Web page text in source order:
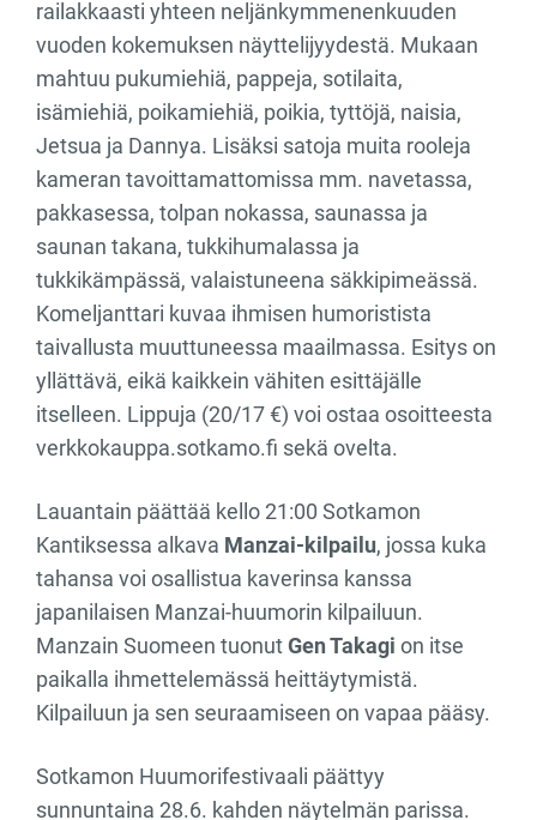
railakkaasti yhteen neljänkymmenenkuuden
vuoden kokemuksen näyttelijyydestä. Mukaan
mahtuu pukumiehiä, pappeja, sotilaita,
isämiehiä, poikamiehiä, poikia, tyttöjä, naisia,
Jetsua ja Dannya. Lisäksi satoja muita rooleja
kameran tavoittamattomissa mm. navetassa,
pakkasessa, tolpan nokassa, saunassa ja
saunan takana, tukkihumalassa ja
tukkikämpässä, valaistuneena säkkipimeässä.
Komeljanttari kuvaa ihmisen humoristista
taivallusta muuttuneessa maailmassa. Esitys on
yllättävä, eikä kaikkein vähiten esittäjälle
itselleen. Lippuja (20/17 €) voi ostaa osoitteesta
verkkokauppa.sotkamo.fi sekä ovelta.
Lauantain päättää kello 21:00 Sotkamon
Kantiksessa alkava Manzai-kilpailu, jossa kuka
tahansa voi osallistua kaverinsa kanssa
japanilaisen Manzai-huumorin kilpailuun.
Manzain Suomeen tuonutGen Takagi on itse
paikalla ihmettelemässä heittäytymistä.
Kilpailuun ja sen seuraamiseen on vapaa pääsy.
Sotkamon Huumorifestivaali päättyy
sunnuntaina 28.6. kahden näytelmän parissa.